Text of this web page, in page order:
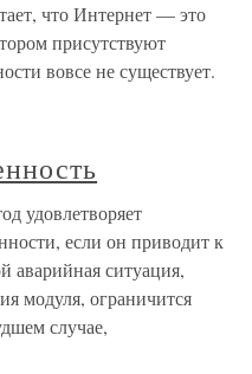
что Интернет — это
присутствуют
вовсе не существует.
удовлетворяет
если он приводит к
аварийная ситуация,
модуля, ограничится
случае,